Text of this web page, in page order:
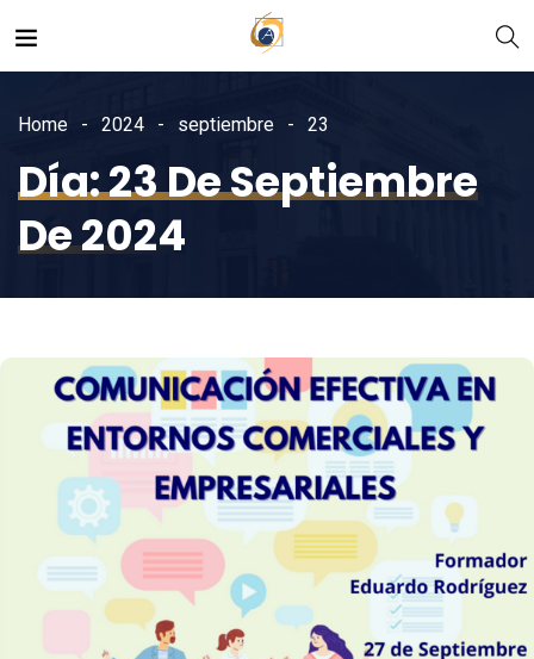
Home 2024 septiembre 23
Día:23 De Septiembre
De 2024